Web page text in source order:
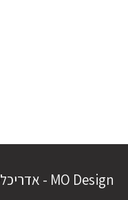
MO Design - אדריכלית ומעצבת פנים